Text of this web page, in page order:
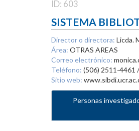
ID: 603
SISTEMA
Director o directora: Licda.
Área: OTRAS AREAS
Correo electrónico:
Teléfono: (506) 2511-4461
Sitio web:
Personas